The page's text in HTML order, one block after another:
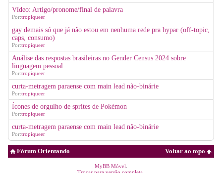
Vídeo: Artigo/pronome/final de palavra
Por:tropiqueer
gay demais só que já não estou em nenhuma rede pra hypar (off-topic,
caps, consumo)
Por:tropiqueer
Análise das respostas brasileiras no Gender Census 2024 sobre
linguagem pessoal
Por:tropiqueer
curta-metragem paraense com main lead não-binárie
Por:tropiqueer
Ícones de orgulho de sprites de Pokémon
Por:tropiqueer
curta-metragem paraense com main lead não-binárie
Por:tropiqueer
Voltar ao topo
Fórum Orientando
MyBB Móvel